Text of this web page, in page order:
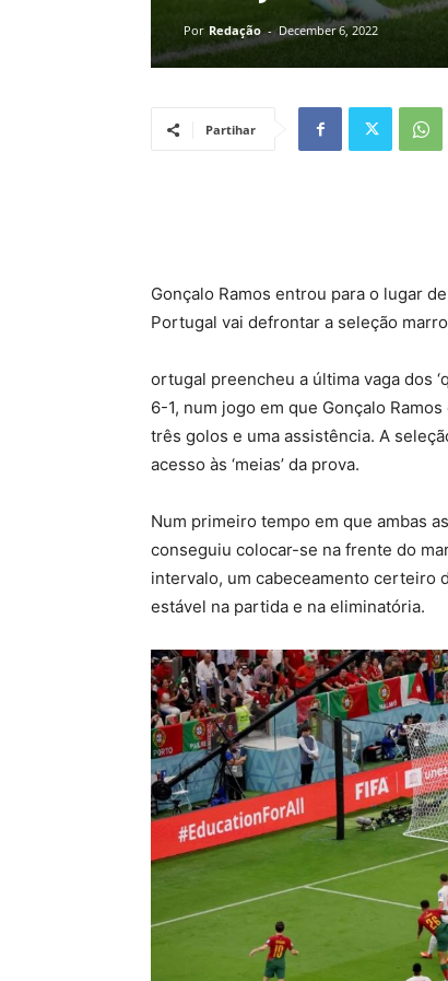
Por Redação - December 6, 2022
Partihar
Gonçalo Ramos entrou para o lugar
Portugal vai defrontar a seleção
ortugal preencheu a última vaga dos
6-1, num jogo em que Gonçalo
três golos e uma assistência. A
acesso às ‘meias’ da prova.
Num primeiro tempo em que ambas
conseguiu colocar-se na frente do
intervalo, um cabeceamento certeiro
estável na partida e na eliminatória.